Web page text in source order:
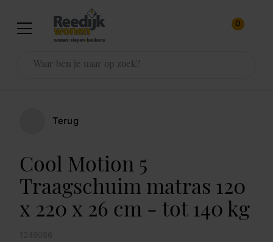
0
Terug
Cool Motion 5
Traagschuim matras 120
x 220 x 26 cm - tot 140 kg